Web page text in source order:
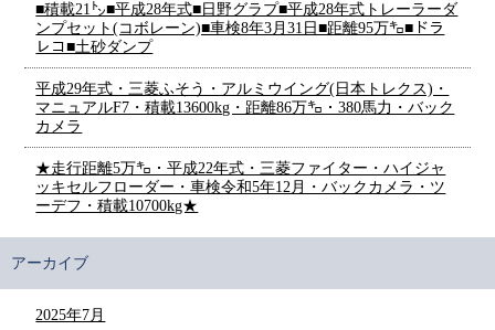
■積載21㌧■平成28年式■日野グラプ■平成28年式トレーラーダ
ンプセット(コボレーン)■車検8年3月31日■距離95万㌔■ドラ
レコ■土砂ダンプ
平成29年式・三菱ふそう・アルミウイング(日本トレクス)・
マニュアルF7・積載13600kg・距離86万㌔・380馬力・バック
カメラ
★走行距離5万㌔・平成22年式・三菱ファイター・ハイジャ
ッキセルフローダー・車検令和5年12月・バックカメラ・ツ
ーデフ・積載10700kg★
アーカイブ
2025年7月